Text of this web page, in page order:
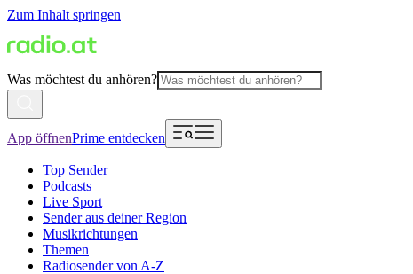
Zum Inhalt springen
Was möchtest du anhören?
App öffnenPrime entdecken
Top Sender
Podcasts
Live Sport
Sender aus deiner Region
Musikrichtungen
Themen
Radiosender von A-Z